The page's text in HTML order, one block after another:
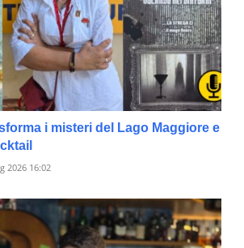
i misteri del Lago Maggiore e
2026 16:02